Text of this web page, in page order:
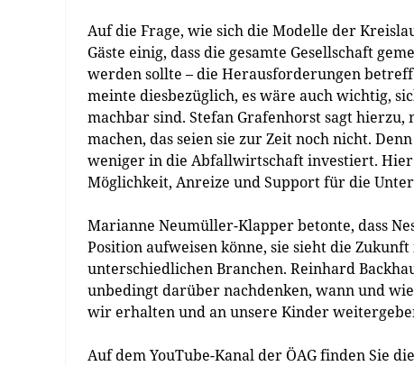
Auf die Frage, wie sich die Modelle der
Gäste einig, dass die gesamte Gesellschaft
werden sollte – die Herausforderungen
meinte diesbezüglich, es wäre auch wichtig,
machbar sind. Stefan Grafenhorst sagt
machen, das seien sie zur Zeit noch nicht.
weniger in die Abfallwirtschaft investiert. Hier
Möglichkeit, Anreize und Support für die
Marianne Neumüller-Klapper betonte, dass
Position aufweisen könne, sie sieht die
unterschiedlichen Branchen. Reinhard
unbedingt darüber nachdenken, wann und
wir erhalten und an unsere Kinder
Auf dem YouTube-Kanal der ÖAG finden Sie